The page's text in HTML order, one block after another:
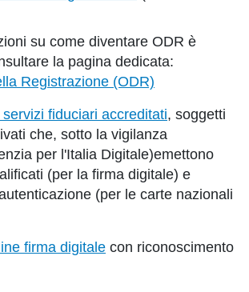
su come diventare ODR è
la pagina dedicata:
Registrazione (ODR)
fiduciari accreditati, soggetti
che, sotto la vigilanza
per l'Italia Digitale)emettono
(per la firma digitale) e
(per le carte nazionali
firma digitale con riconoscimento